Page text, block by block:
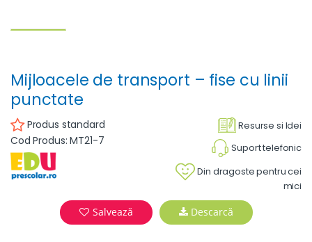
Mijloacele de transport – fise cu linii
punctate
Resurse si Idei
Suport telefonic
Din dragoste pentru cei
mici
Produs standard
Cod Produs: MT21-7
Salvează Descarcă